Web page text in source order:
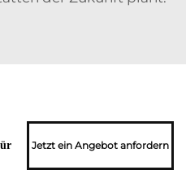
Jetzt ein Angebot anfordern